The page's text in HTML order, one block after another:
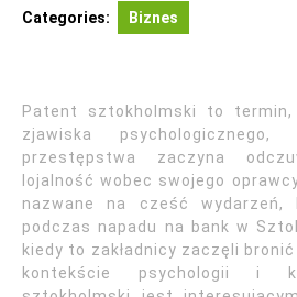
Categories: Biznes
Patent sztokholmski to
zjawiska
przestępstwa zaczyna
lojalność wobec swojego
nazwane na cześć wydarzeń,
podczas napadu na bank w
kiedy to zakładnicy zaczęli
kontekście psychologii i